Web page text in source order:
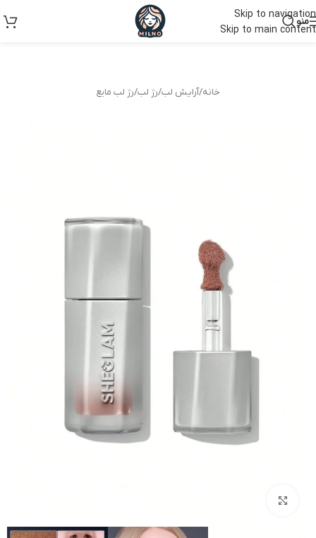
Skip to navigation
Skip to main content
منو
خانه/آرایش لب/رژ لب/رژ لب مایع